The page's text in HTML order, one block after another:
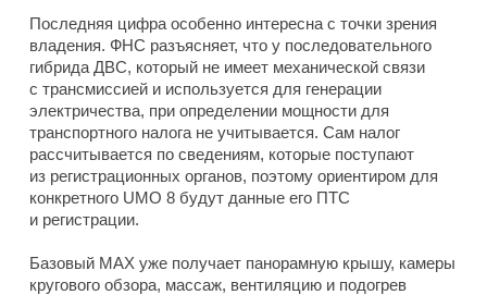
Последняя цифра особенно интересна с точки зрения
владения. ФНС разъясняет, что у последовательного
гибрида ДВС, который не имеет механической связи
с трансмиссией и используется для генерации
электричества, при определении мощности для
транспортного налога не учитывается. Сам налог
рассчитывается по сведениям, которые поступают
из регистрационных органов, поэтому ориентиром для
конкретного UMO 8 будут данные его ПТС
и регистрации.
Базовый MAX уже получает панорамную крышу, камеры
кругового обзора, массаж, вентиляцию и подогрев